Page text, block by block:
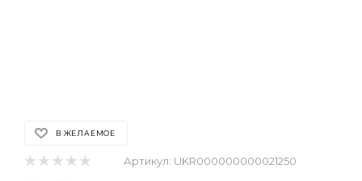
В ЖЕЛАЕМОЕ
Артикул: UKR000000000021250